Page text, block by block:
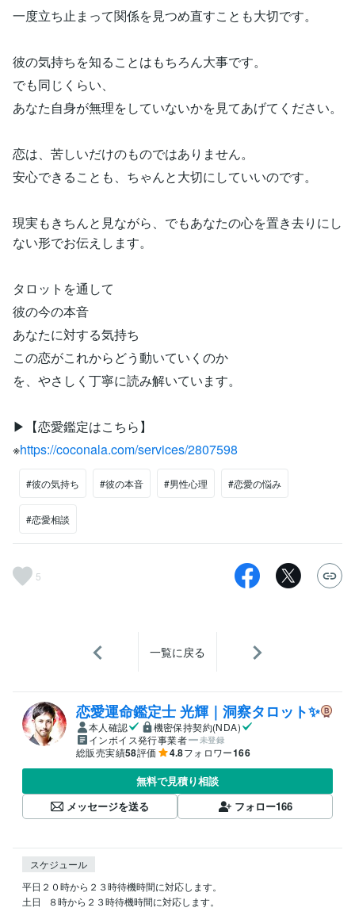
一度立ち止まって関係を見つめ直すことも大切です。
彼の気持ちを知ることはもちろん大事です。
でも同じくらい、
あなた自身が無理をしていないかを見てあげてください。
恋は、苦しいだけのものではありません。
安心できることも、ちゃんと大切にしていいのです。
現実もきちんと見ながら、でもあなたの心を置き去りにし
ない形でお伝えします。
タロットを通して
彼の今の本音
あなたに対する気持ち
この恋がこれからどう動いていくのか
を、やさしく丁寧に読み解いています。
▶︎【恋愛鑑定はこちら】
※https://coconala.com/services/2807598
#彼の気持ち #彼の本音 #男性心理 #恋愛の悩み
#恋愛相談
5
一覧に戻る
恋愛運命鑑定士 光輝｜洞察タロット✨️
本人確認
機密保持契約(NDA)
インボイス発行事業者
未登録
総販売実績58評価 4.8フォロワー166
無料で見積り相談
メッセージを送る
フォロー166
スケジュール
平日２０時から２３時待機時間に対応します。
土日   ８時から２３時待機時間に対応します。